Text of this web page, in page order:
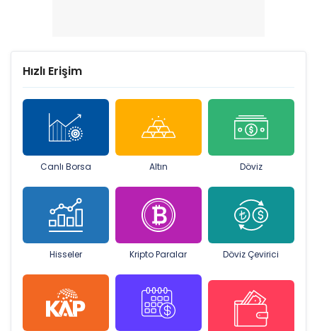
Hızlı Erişim
Canlı Borsa Altın Döviz
Hisseler Kripto Paralar Döviz Çevirici